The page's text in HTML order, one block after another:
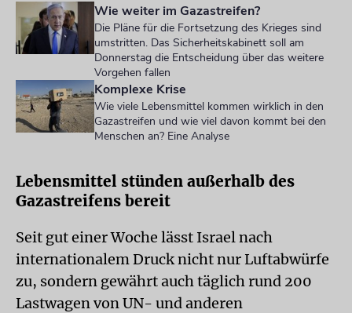
Wie weiter im Gazastreifen?
Die Pläne für die Fortsetzung des Krieges sind
umstritten. Das Sicherheitskabinett soll am
Donnerstag die Entscheidung über das weitere
Vorgehen fallen
Komplexe Krise
Wie viele Lebensmittel kommen wirklich in den
Gazastreifen und wie viel davon kommt bei den
Menschen an? Eine Analyse
Lebensmittel stünden außerhalb des
Gazastreifens bereit
Seit gut einer Woche lässt Israel nach
internationalem Druck nicht nur Luftabwürfe
zu, sondern gewährt auch täglich rund 200
Lastwagen von UN- und anderen